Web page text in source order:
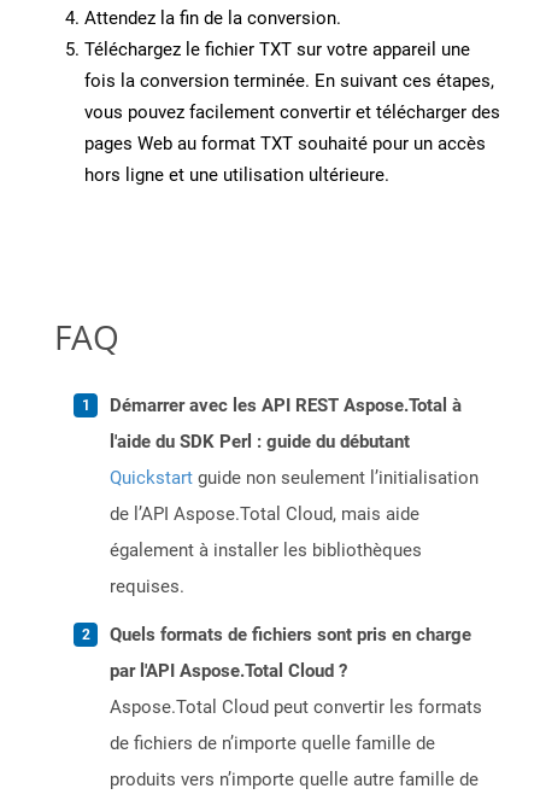
Attendez la fin de la conversion.
Téléchargez le fichier TXT sur votre appareil une
fois la conversion terminée. En suivant ces étapes,
vous pouvez facilement convertir et télécharger des
pages Web au format TXT souhaité pour un accès
hors ligne et une utilisation ultérieure.
FAQ
Démarrer avec les API REST Aspose.Total à
l'aide du SDK Perl : guide du débutant
Quickstart guide non seulement l’initialisation
de l’API Aspose.Total Cloud, mais aide
également à installer les bibliothèques
requises.
Quels formats de fichiers sont pris en charge
par l'API Aspose.Total Cloud ?
Aspose.Total Cloud peut convertir les formats
de fichiers de n’importe quelle famille de
produits vers n’importe quelle autre famille de